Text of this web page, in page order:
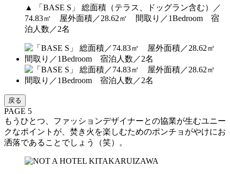
▲ 「BASE S」 総面積（テラス、ドッグラン含む）／
74.83㎡ 屋外面積／28.62㎡ 間取り／1Bedroom 宿
泊人数／2名
戻る
PAGE 5
もうひとつ、ファッションデザイナーとの協業が生むユニー
クなポイントが、焚き火を楽しむためのポンチョがやけにお
洒落であることでしょう（笑）。